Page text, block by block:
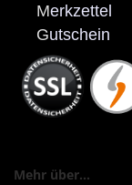
Merkzettel
Gutschein
Mehr über...